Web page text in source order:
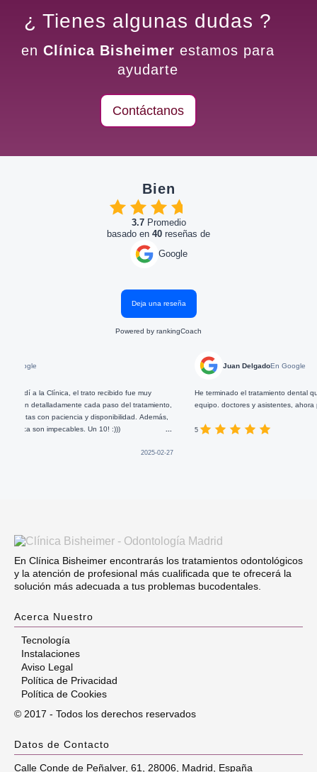
¿ Tienes algunas dudas ?
en Clínica Bisheimer estamos para
ayudarte
Contáctanos
Bien
3.7Promedio
basado en 40 reseñas de
Google
Deja una reseña
Powered by rankingCoach
la Clínica, el trato recibido fue muy
cada paso del tratamiento,
paciencia y disponibilidad. Además,
impecables. Un 10! :)))
Juan DelgadoEn Google
He terminado el tratamiento dental que me
equipo. doctores y asistentes, ahora puedo
En Clínica Bisheimer encontrarás los tratamientos odontológicos
y la atención de profesional más cualificada que te ofrecerá la
solución más adecuada a tus problemas bucodentales.
Acerca Nuestro
Tecnología
Instalaciones
Aviso Legal
Política de Privacidad
Política de Cookies
© 2017 - Todos los derechos reservados
Datos de Contacto
Calle Conde de Peñalver, 61 28006 Madrid España